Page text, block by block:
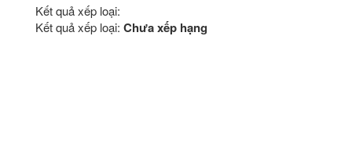
Kết quả xếp loại:
Kết quả xếp loại: Chưa xếp hạng